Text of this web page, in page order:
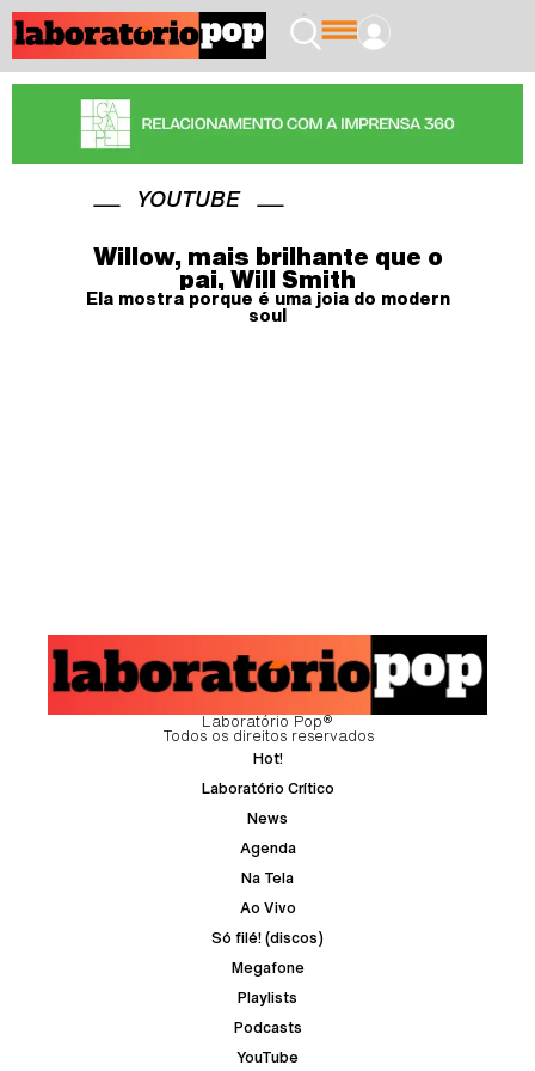
YOUTUBE
Willow, mais brilhante que o
pai, Will Smith
Ela mostra porque é uma joia do modern
soul
Laboratório Pop®
Todos os direitos reservados
Hot!
Laboratório Crítico
News
Agenda
Na Tela
Ao Vivo
Só filé! (discos)
Megafone
Playlists
Podcasts
YouTube